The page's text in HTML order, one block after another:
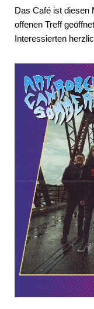
Das Café ist diesen
offenen Treff
Interessierten